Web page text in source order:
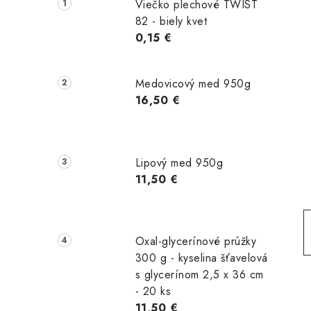
p
e
Viečko plechové TWIST
82 - biely kvet
0,15 €
Medovicový med 950g
16,50 €
Lipový med 950g
11,50 €
Oxal-glycerínové prúžky
300 g - kyselina šťavelová
s glycerínom 2,5 x 36 cm
- 20 ks